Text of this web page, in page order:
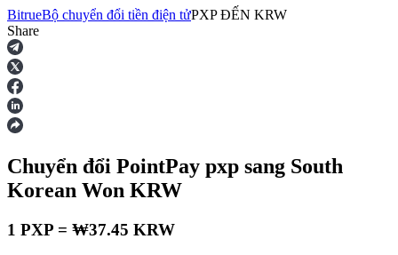
Hợp đồng tương lai
BitrueBộ chuyển đổi tiền điện tửPXP ĐẾN KRW
Share
Chuyển đổi PointPay pxp sang South
Korean Won KRW
1 PXP = ₩37.45 KRW